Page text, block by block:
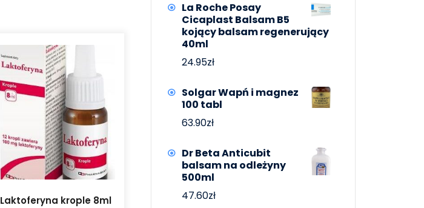
Laktoferyna krople 8ml
La Roche Posay
Cicaplast Balsam B5
kojący balsam regenerujący
40ml
24.95zł
Solgar Wapń i magnez
100 tabl
63.90zł
Dr Beta Anticubit
balsam na odleżyny
500ml
47.60zł